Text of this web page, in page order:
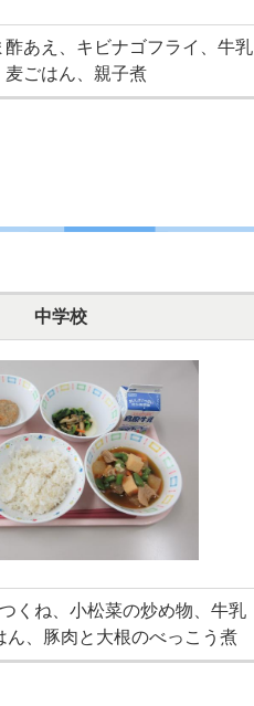
酢あえ、キビナゴフライ、牛乳
麦ごはん、親子煮
中学校
くね、小松菜の炒め物、牛乳
ん、豚肉と大根のべっこう煮